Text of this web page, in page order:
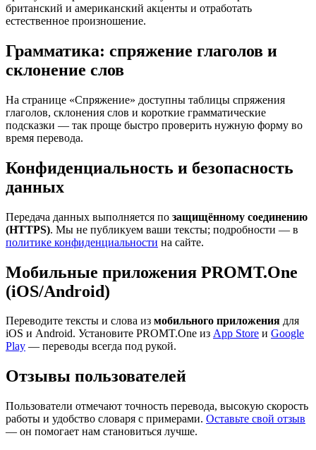
британский и американский акценты и отработать
естественное произношение.
Грамматика: спряжение глаголов и
склонение слов
На странице «Спряжение» доступны таблицы спряжения
глаголов, склонения слов и короткие грамматические
подсказки — так проще быстро проверить нужную форму во
время перевода.
Конфиденциальность и безопасность
данных
Передача данных выполняется по защищённому соединению
(HTTPS). Мы не публикуем ваши тексты; подробности — в
политике конфиденциальности на сайте.
Мобильные приложения PROMT.One
(iOS/Android)
Переводите тексты и слова из мобильного приложения для
iOS и Android. Установите PROMT.One из App Store и Google
Play — переводы всегда под рукой.
Отзывы пользователей
Пользователи отмечают точность перевода, высокую скорость
работы и удобство словаря с примерами. Оставьте свой отзыв
— он помогает нам становиться лучше.